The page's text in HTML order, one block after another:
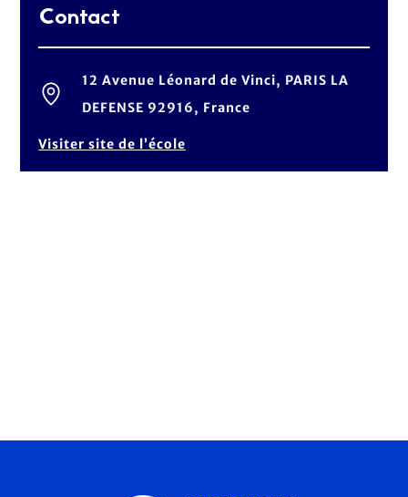
Contact
12 Avenue Léonard de Vinci, PARIS LA
DEFENSE 92916, France
Visiter site de l’école